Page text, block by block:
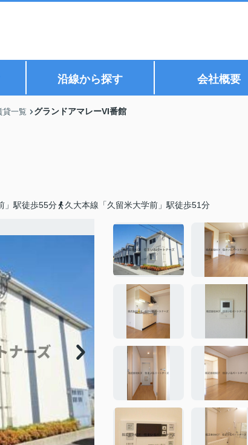
沿線から探す 会社概要
貸一覧 グランドアマレーVI番館
」駅徒歩55分 久大本線「久留米大学前」駅徒歩51分